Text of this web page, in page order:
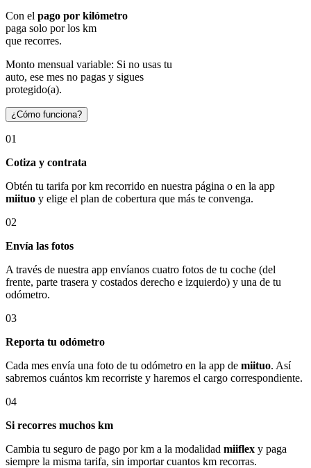
Con el pago por kilómetro
paga solo por los km
que recorres.
Monto mensual variable: Si no usas tu
auto, ese mes no pagas y sigues
protegido(a).
¿Cómo funciona?
01
Cotiza y contrata
Obtén tu tarifa por km recorrido en nuestra página o en la app
miituo y elige el plan de cobertura que más te convenga.
02
Envía las fotos
A través de nuestra app envíanos cuatro fotos de tu coche (del
frente, parte trasera y costados derecho e izquierdo) y una de tu
odómetro.
03
Reporta tu odómetro
Cada mes envía una foto de tu odómetro en la app de miituo. Así
sabremos cuántos km recorriste y haremos el cargo correspondiente.
04
Si recorres muchos km
Cambia tu seguro de pago por km a la modalidad miiflex y paga
siempre la misma tarifa, sin importar cuantos km recorras.